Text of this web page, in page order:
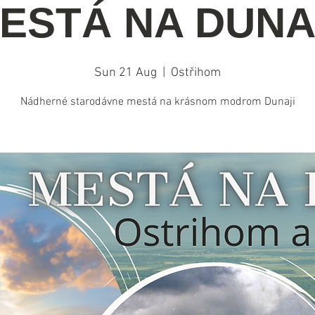
NA
Sun 21 Aug Ostřihom
Nádherné starodávne mestá na krásnom modrom Dunaji